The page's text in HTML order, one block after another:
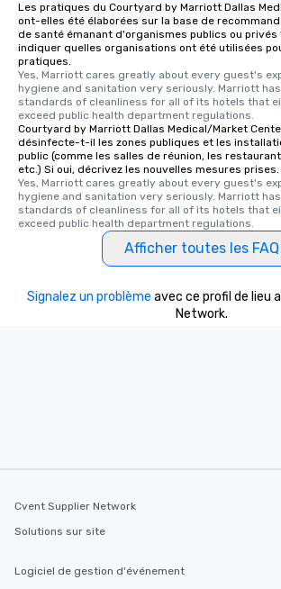
Les pratiques du Courtyard by Marriott Dallas
ont-elles été élaborées sur la base de
de santé émanant d'organismes publics ou privés
indiquer quelles organisations ont été utilisées
pratiques.
Yes, Marriott cares greatly about every guest's
hygiene and sanitation very seriously. Marriott
standards of cleanliness for all of its hotels that
exceed public health department regulations.
Courtyard by Marriott Dallas Medical/Market
désinfecte-t-il les zones publiques et les
public (comme les salles de réunion, les
etc.) Si oui, décrivez les nouvelles mesures prises.
Yes, Marriott cares greatly about every guest's
hygiene and sanitation very seriously. Marriott
standards of cleanliness for all of its hotels that
exceed public health department regulations.
Afficher toutes les FAQ
Signalez un problème avec ce profil de lieu
Network.
Cvent Supplier Network
Solutions sur site
Logiciel de gestion d'événement